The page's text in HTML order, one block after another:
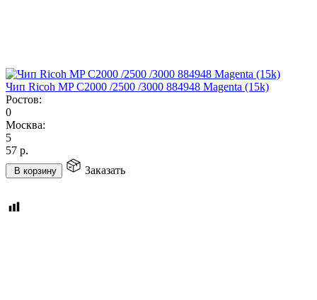
Чип Ricoh MP C2000 /2500 /3000 884948 Magenta (15k)
Ростов:
0
Москва:
5
57 р.
В корзину Заказать